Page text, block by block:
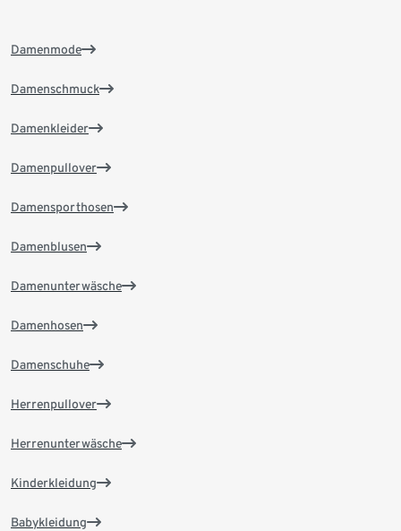
Damenmode
Damenschmuck
Damenkleider
Damenpullover
Damensporthosen
Damenblusen
Damenunterwäsche
Damenhosen
Damenschuhe
Herrenpullover
Herrenunterwäsche
Kinderkleidung
Babykleidung